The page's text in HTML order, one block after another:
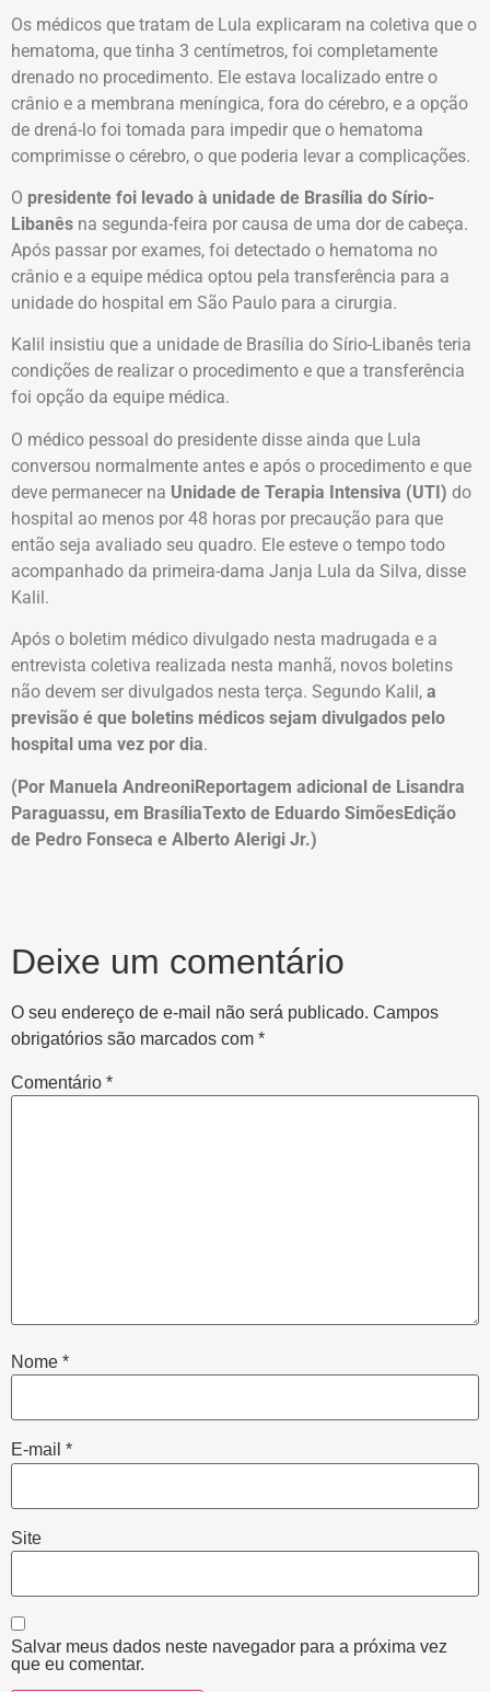
Os médicos que tratam de Lula explicaram na coletiva que o
hematoma, que tinha 3 centímetros, foi completamente
drenado no procedimento. Ele estava localizado entre o
crânio e a membrana meníngica, fora do cérebro, e a opção
de drená-lo foi tomada para impedir que o hematoma
comprimisse o cérebro, o que poderia levar a complicações.
O presidente foi levado à unidade de Brasília do Sírio-
Libanês na segunda-feira por causa de uma dor de cabeça.
Após passar por exames, foi detectado o hematoma no
crânio e a equipe médica optou pela transferência para a
unidade do hospital em São Paulo para a cirurgia.
Kalil insistiu que a unidade de Brasília do Sírio-Libanês teria
condições de realizar o procedimento e que a transferência
foi opção da equipe médica.
O médico pessoal do presidente disse ainda que Lula
conversou normalmente antes e após o procedimento e que
deve permanecer na Unidade de Terapia Intensiva (UTI) do
hospital ao menos por 48 horas por precaução para que
então seja avaliado seu quadro. Ele esteve o tempo todo
acompanhado da primeira-dama Janja Lula da Silva, disse
Kalil.
Após o boletim médico divulgado nesta madrugada e a
entrevista coletiva realizada nesta manhã, novos boletins
não devem ser divulgados nesta terça. Segundo Kalil, a
previsão é que boletins médicos sejam divulgados pelo
hospital uma vez por dia.
(Por Manuela AndreoniReportagem adicional de Lisandra
Paraguassu, em BrasíliaTexto de Eduardo SimõesEdição
de Pedro Fonseca e Alberto Alerigi Jr.)
Deixe um comentário
O seu endereço de e-mail não será publicado. Campos
obrigatórios são marcados com *
Comentário *
Nome *
E-mail *
Site
Salvar meus dados neste navegador para a próxima vez
que eu comentar.